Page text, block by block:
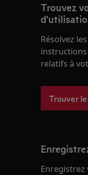
Trouvez
Résolvez
relatifs à
Trouver
Enregistrez